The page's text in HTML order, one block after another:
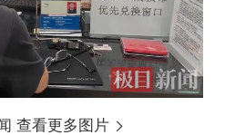
查看更多图片